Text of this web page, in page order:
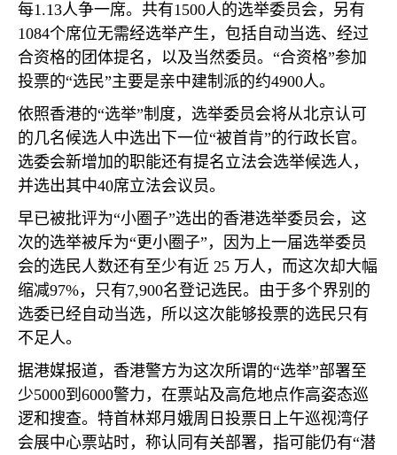
每1.13人争一席。共有1500人的选举委员会，另有
1084个席位无需经选举产生，包括自动当选、经过
合资格的团体提名，以及当然委员。“合资格”参加
投票的“选民”主要是亲中建制派的约4900人。
依照香港的“选举”制度，选举委员会将从北京认可
的几名候选人中选出下一位“被首肯”的行政长官。
选委会新增加的职能还有提名立法会选举候选人，
并选出其中40席立法会议员。
早已被批评为“小圈子”选出的香港选举委员会，这
次的选举被斥为“更小圈子”，因为上一届选举委员
会的选民人数还有至少有近 25 万人，而这次却大幅
缩减97%，只有7,900名登记选民。由于多个界别的
选委已经自动当选，所以这次能够投票的选民只有
不足人。
据港媒报道，香港警方为这次所谓的“选举”部署至
少5000到 6000警力，在票站及高危地点作高姿态巡
逻和搜查。特首林郑月娥周日投票日上午巡视湾仔
会展中心票站时，称认同有关部署，指可能仍有“潜